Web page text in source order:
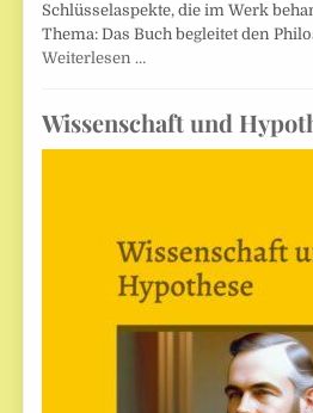
Schlüsselaspekte, die im Werk
Thema: Das Buch begleitet den
Weiterlesen …
Wissenschaft und